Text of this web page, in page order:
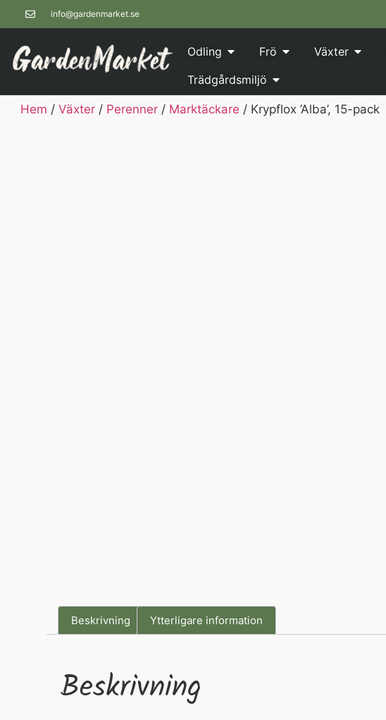
info@gardenmarket.se
Odling Frö Växter
Trädgårdsmiljö
Hem / Växter / Perenner / Marktäckare / Krypflox ’Alba’, 15-pack
Beskrivning Ytterligare information
Beskrivning